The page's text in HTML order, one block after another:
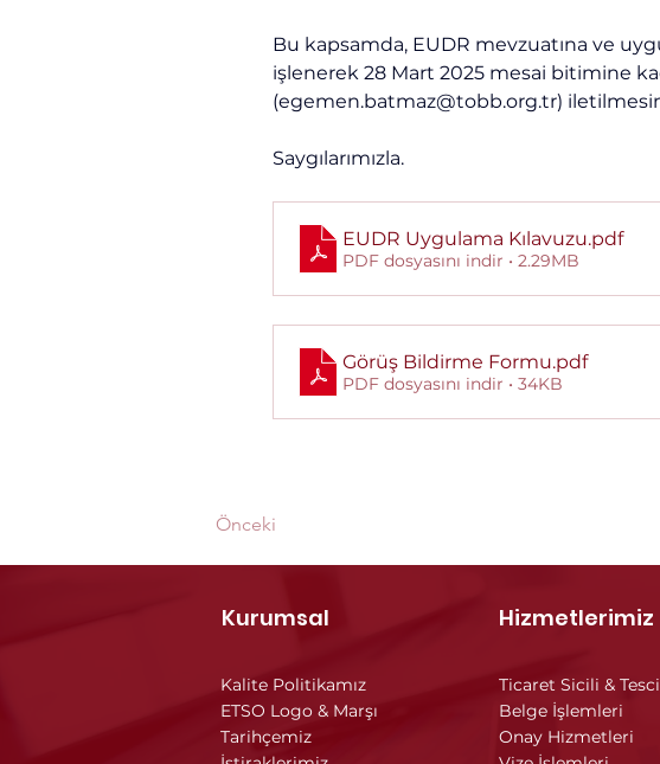
Bu kapsamda, EUDR mevzuatına ve
işlenerek 28 Mart 2025 mesai bitimine
(egemen.batmaz@tobb.org.tr)
Saygılarımızla.
EUDR Uygulama Kılavuzu.pdf
PDF dosyasını indir • 2.29MB
Görüş Bildirme Formu.pdf
PDF dosyasını indir • 34KB
Önceki
Kurumsal Hizmetlerimiz
Kalite Politikamız
ETSO Logo & Marşı
Tarihçemiz
Ticaret Sicili &
Belge İşlemleri
Onay Hizmetleri